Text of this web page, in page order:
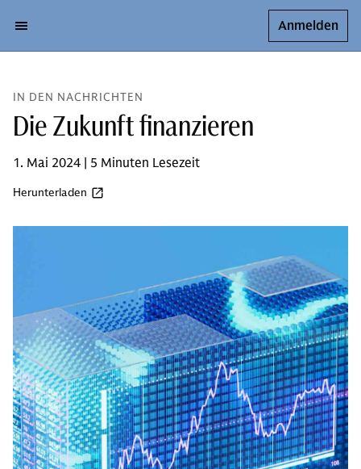
Anmelden
IN DEN NACHRICHTEN
Die Zukunft finanzieren
1. Mai 2024 | 5 Minuten Lesezeit
Herunterladen